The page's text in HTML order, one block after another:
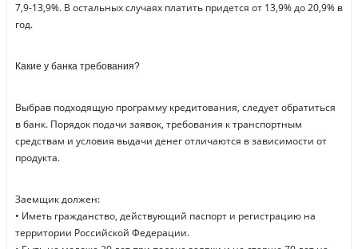
7,9-13,9%. В остальных случаях платить придется от 13,9% до 20,9% в
год.
Какие у банка требования?
Выбрав подходящую программу кредитования, следует обратиться
в банк. Порядок подачи заявок, требования к транспортным
средствам и условия выдачи денег отличаются в зависимости от
продукта.
Заемщик должен:
• Иметь гражданство, действующий паспорт и регистрацию на
территории Российской Федерации.